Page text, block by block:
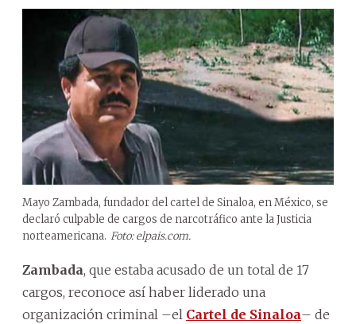
Mayo Zambada, fundador del cartel de Sinaloa, en México, se
declaró culpable de cargos de narcotráfico ante la Justicia
norteamericana. Foto: elpais.com.
Zambada, que estaba acusado de un total de 17
cargos, reconoce así haber liderado una
organización criminal –el Cartel de Sinaloa– de